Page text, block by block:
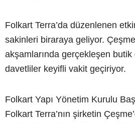
Folkart Terra’da düzenlenen
sakinleri biraraya geliyor.
akşamlarında gerçekleşen
davetliler keyifli vakit geçiriyor.
Folkart Yapı Yönetim Kurulu
Folkart Terra’nın şirketin